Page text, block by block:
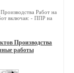
Работ на
включая: - ППР на
Производства
работы